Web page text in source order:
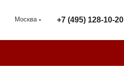
Москва +7 (495) 128-10-20